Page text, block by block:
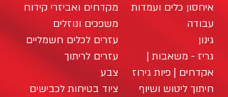
מקדחים ואביזרי קידוח
משפכים ונוזלים
עזרים לכלים חשמליים
עזרים לריתוך
צבע
ציוד בטיחות לכבישים
איחסון כלים ועמדות
עבודה
גינון
גריז - משאבות |
אקדחים | פיות גירוז
חיתוך ליטוש ושיוף